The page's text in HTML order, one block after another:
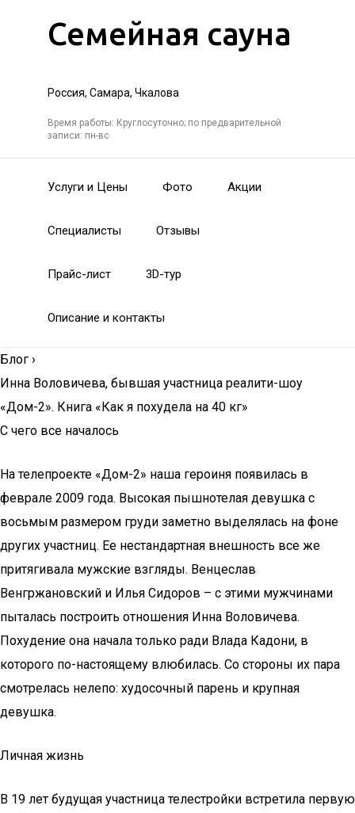
Семейная сауна
Россия, Самара, Чкалова
Время работы: Круглосуточно; по предварительной
записи: пн-вс
Услуги и Цены Фото Акции
Специалисты Отзывы
Прайс-лист 3D-тур
Описание и контакты
Блог ›
Инна Воловичева, бывшая участница реалити-шоу
«Дом-2». Книга «Как я похудела на 40 кг»
С чего все началось
На телепроекте «Дом-2» наша героиня появилась в
феврале 2009 года. Высокая пышнотелая девушка с
восьмым размером груди заметно выделялась на фоне
других участниц. Ее нестандартная внешность все же
притягивала мужские взгляды. Венцеслав
Венгржановский и Илья Сидоров – с этими мужчинами
пыталась построить отношения Инна Воловичева.
Похудение она начала только ради Влада Кадони, в
которого по-настоящему влюбилась. Со стороны их пара
смотрелась нелепо: худосочный парень и крупная
девушка.
Личная жизнь
В 19 лет будущая участница телестройки встретила первую